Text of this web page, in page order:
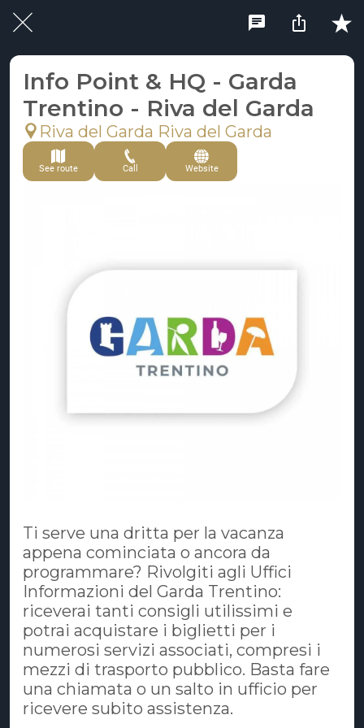
Info Point & HQ - Garda
Trentino - Riva del Garda
Riva del Garda Riva del Garda
See route Call Website
Ti serve una dritta per la vacanza
appena cominciata o ancora da
programmare? Rivolgiti agli Uffici
Informazioni del Garda Trentino:
riceverai tanti consigli utilissimi e
potrai acquistare i biglietti per i
numerosi servizi associati, compresi i
mezzi di trasporto pubblico. Basta fare
una chiamata o un salto in ufficio per
ricevere subito assistenza.